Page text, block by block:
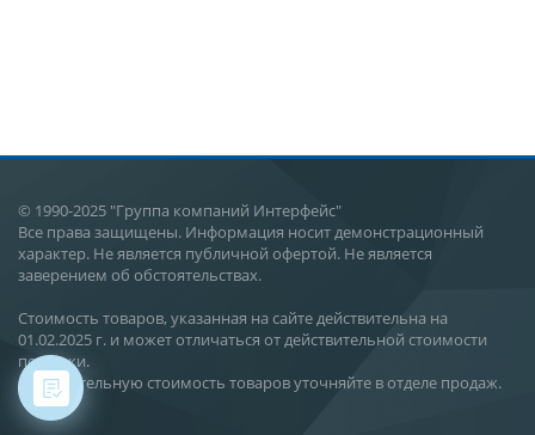
© 1990-2025 "Группа компаний Интерфейс"
Все права защищены. Информация носит демонстрационный
характер. Не является публичной офертой. Не является
заверением об обстоятельствах.
Стоимость товаров, указанная на сайте действительна на
01.02.2025 г. и может отличаться от действительной стоимости
поставки.
Действительную стоимость товаров уточняйте в отделе продаж.